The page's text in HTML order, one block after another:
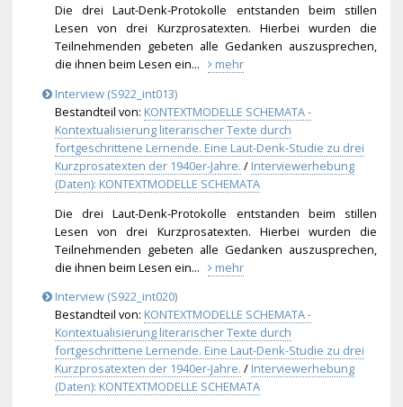
Die drei Laut-Denk-Protokolle entstanden beim stillen
Lesen von drei Kurzprosatexten. Hierbei wurden die
Teilnehmenden gebeten alle Gedanken auszusprechen,
die ihnen beim Lesen ein...
mehr
Interview (S922_int013)
Bestandteil von: KONTEXTMODELLE SCHEMATA -
Kontextualisierung literarischer Texte durch
fortgeschrittene Lernende. Eine Laut-Denk-Studie zu drei
Kurzprosatexten der 1940er-Jahre. / Interviewerhebung
(Daten): KONTEXTMODELLE SCHEMATA
Die drei Laut-Denk-Protokolle entstanden beim stillen
Lesen von drei Kurzprosatexten. Hierbei wurden die
Teilnehmenden gebeten alle Gedanken auszusprechen,
die ihnen beim Lesen ein...
mehr
Interview (S922_int020)
Bestandteil von: KONTEXTMODELLE SCHEMATA -
Kontextualisierung literarischer Texte durch
fortgeschrittene Lernende. Eine Laut-Denk-Studie zu drei
Kurzprosatexten der 1940er-Jahre. / Interviewerhebung
(Daten): KONTEXTMODELLE SCHEMATA